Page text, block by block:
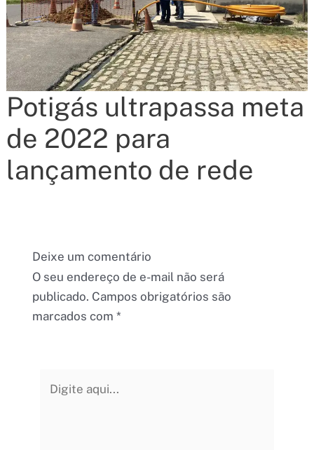
Potigás ultrapassa meta
de 2022 para
lançamento de rede
Deixe um comentário
O seu endereço de e-mail não será
publicado. Campos obrigatórios são
marcados com *
aqui...